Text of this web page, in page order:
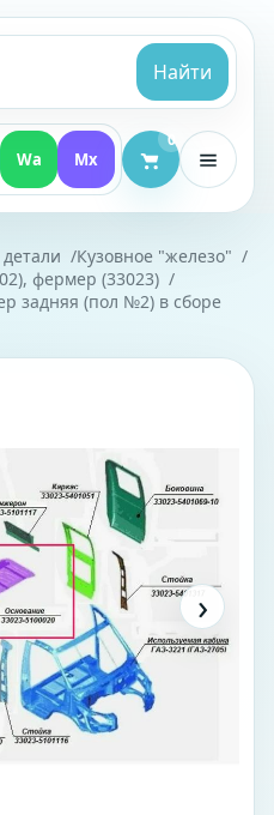
Найти
Wa Mx
0
Кузовное "железо"
фермер (33023)
задняя (пол №2) в сборе
›